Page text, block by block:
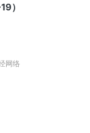
）
网络